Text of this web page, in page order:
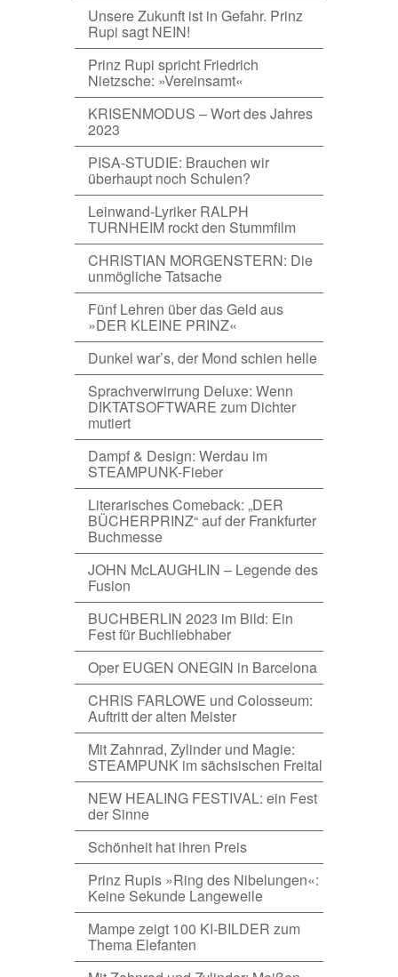
Unsere Zukunft ist in Gefahr. Prinz
Rupi sagt NEIN!
Prinz Rupi spricht Friedrich
Nietzsche: »Vereinsamt«
KRISENMODUS – Wort des Jahres
2023
PISA-STUDIE: Brauchen wir
überhaupt noch Schulen?
Leinwand-Lyriker RALPH
TURNHEIM rockt den Stummfilm
CHRISTIAN MORGENSTERN: Die
unmögliche Tatsache
Fünf Lehren über das Geld aus
»DER KLEINE PRINZ«
Dunkel war’s, der Mond schien helle
Sprachverwirrung Deluxe: Wenn
DIKTATSOFTWARE zum Dichter
mutiert
Dampf & Design: Werdau im
STEAMPUNK-Fieber
Literarisches Comeback: „DER
BÜCHERPRINZ“ auf der Frankfurter
Buchmesse
JOHN McLAUGHLIN – Legende des
Fusion
BUCHBERLIN 2023 im Bild: Ein
Fest für Buchliebhaber
Oper EUGEN ONEGIN in Barcelona
CHRIS FARLOWE und Colosseum:
Auftritt der alten Meister
Mit Zahnrad, Zylinder und Magie:
STEAMPUNK im sächsischen Freital
NEW HEALING FESTIVAL: ein Fest
der Sinne
Schönheit hat ihren Preis
Prinz Rupis »Ring des Nibelungen«:
Keine Sekunde Langeweile
Mampe zeigt 100 KI-BILDER zum
Thema Elefanten